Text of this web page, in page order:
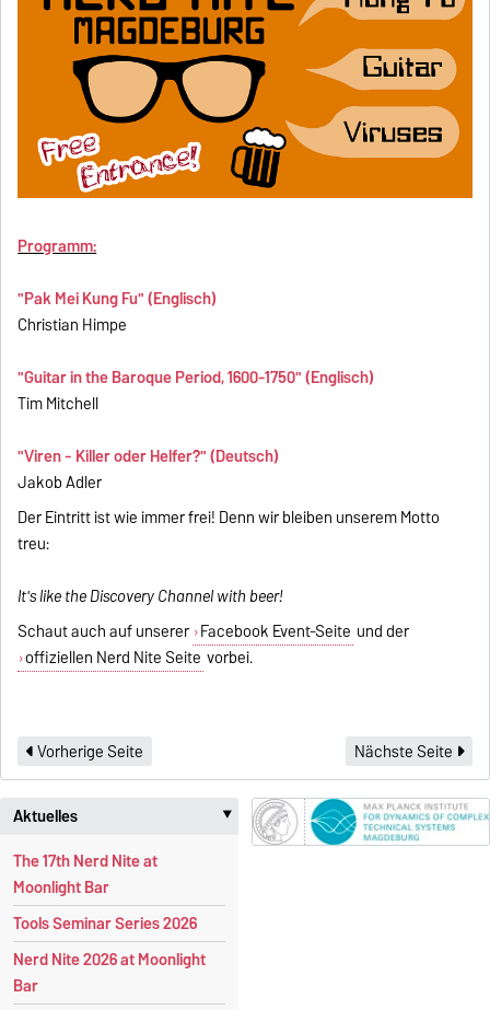
Programm:
"Pak Mei Kung Fu" (Englisch)
Christian Himpe
"Guitar in the Baroque Period, 1600-1750" (Englisch)
Tim Mitchell
"Viren - Killer oder Helfer?" (Deutsch)
Jakob Adler
Der Eintritt ist wie immer frei! Denn wir bleiben unserem Motto
treu:
It's like the Discovery Channel with beer!
Schaut auch auf unserer Facebook Event-Seite und der
offiziellen Nerd Nite Seite vorbei.
Vorherige Seite Nächste Seite
Aktuelles ‣
The 17th Nerd Nite at
Moonlight Bar
Tools Seminar Series 2026
Nerd Nite 2026 at Moonlight
Bar